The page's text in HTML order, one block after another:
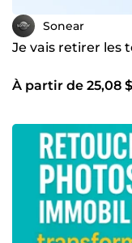
Sonear
Je vais retirer les
À partir de 25,08